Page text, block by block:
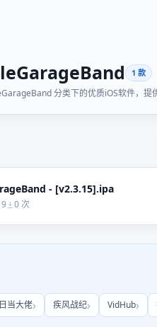
1 款
分类下的优质iOS软件，提
- [v2.3.15].ipa
0 次
当大佬 疾风战纪 VidHub